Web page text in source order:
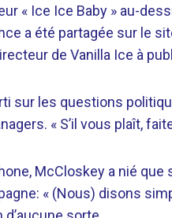
« Ice Ice Baby » au-
a été partagée sur le
de Vanilla Ice à
sur les questions
« S’il vous plaît,
McCloskey a nié
« (Nous) disons